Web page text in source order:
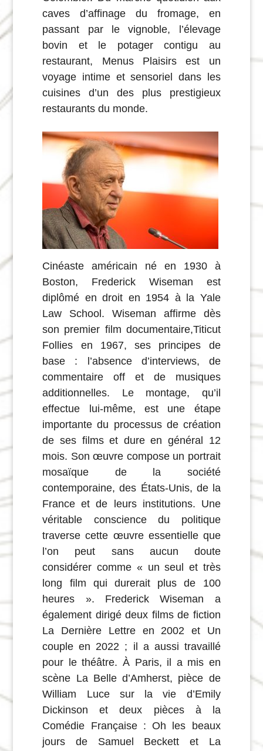
caves d’affinage du fromage, en
passant par le vignoble, l’élevage
bovin et le potager contigu au
restaurant, Menus Plaisirs est un
voyage intime et sensoriel dans les
cuisines d’un des plus prestigieux
restaurants du monde.
Cinéaste américain né en 1930 à
Boston, Frederick Wiseman est
diplômé en droit en 1954 à la Yale
Law School. Wiseman affirme dès
son premier film documentaire,Titicut
Follies en 1967, ses principes de
base : l’absence d’interviews, de
commentaire off et de musiques
additionnelles. Le montage, qu’il
effectue lui-même, est une étape
importante du processus de création
de ses films et dure en général 12
mois. Son œuvre compose un portrait
mosaïque de la société
contemporaine, des États-Unis, de la
France et de leurs institutions. Une
véritable conscience du politique
traverse cette œuvre essentielle que
l’on peut sans aucun doute
considérer comme « un seul et très
long film qui durerait plus de 100
heures ». Frederick Wiseman a
également dirigé deux films de fiction
La Dernière Lettre en 2002 et Un
couple en 2022 ; il a aussi travaillé
pour le théâtre. À Paris, il a mis en
scène La Belle d’Amherst, pièce de
William Luce sur la vie d’Emily
Dickinson et deux pièces à la
Comédie Française : Oh les beaux
jours de Samuel Beckett et La